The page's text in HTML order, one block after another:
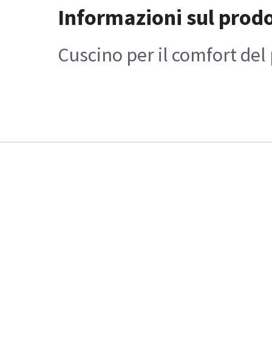
Informazioni sul
Cuscino per il comfort del